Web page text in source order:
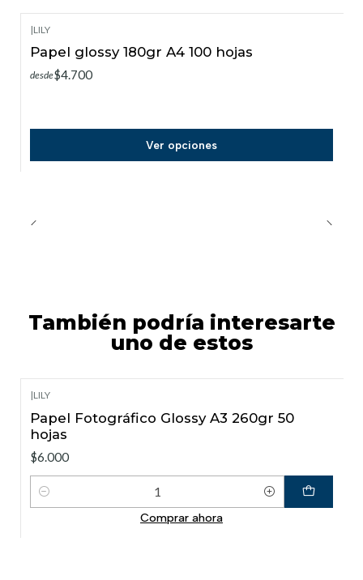
|LILY
Papel glossy 180gr A4 100 hojas
desde$4.700
Ver opciones
También podría interesarte
uno de estos
|LILY
Papel Fotográfico Glossy A3 260gr 50
hojas
$6.000
Cantidad
Comprar ahora